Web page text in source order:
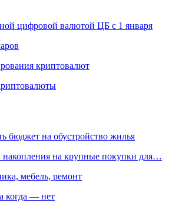
цифровой валютой ЦБ с 1 января
криптовалют
бюджет на обустройство жилья
накопления на крупные покупки для…
мебель, ремонт
когда — нет